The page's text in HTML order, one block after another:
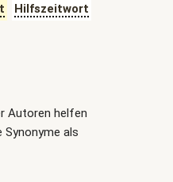
Hilfszeitwort
Autoren helfen
Synonyme als